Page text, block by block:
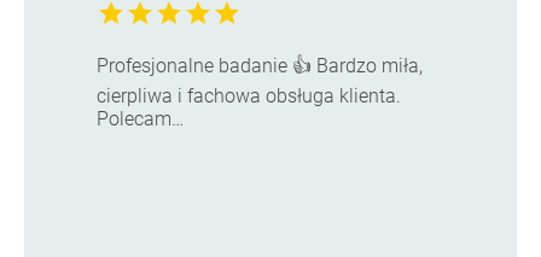
starstarstarstarstar
Profesjonalne badanie 👍 Bardzo miła,
cierpliwa i fachowa obsługa klienta.
Polecam…